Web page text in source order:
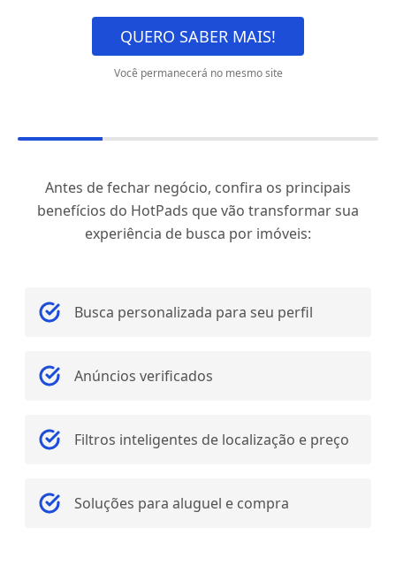
QUERO SABER MAIS!
Você permanecerá no mesmo site
Antes de fechar negócio, confira os principais
benefícios do HotPads que vão transformar sua
experiência de busca por imóveis:
Busca personalizada para seu perfil
Anúncios verificados
Filtros inteligentes de localização e preço
Soluções para aluguel e compra